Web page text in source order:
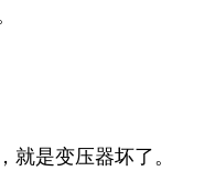
是变压器坏了。